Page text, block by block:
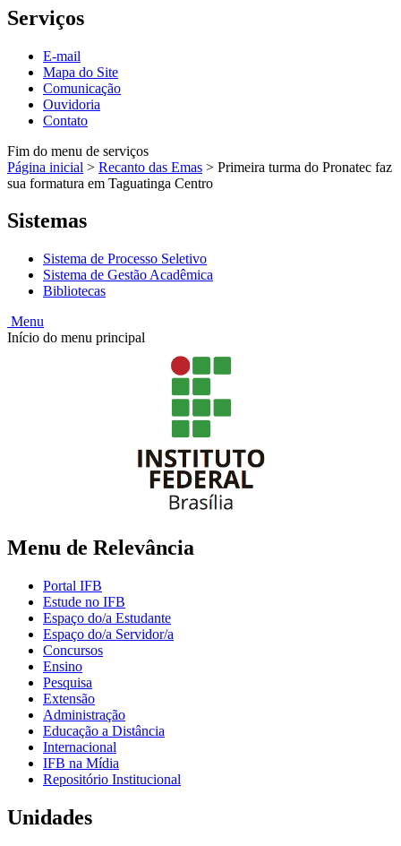
Serviços
E-mail
Mapa do Site
Comunicação
Ouvidoria
Contato
Fim do menu de serviços
Página inicial > Recanto das Emas > Primeira turma do Pronatec faz
sua formatura em Taguatinga Centro
Sistemas
Sistema de Processo Seletivo
Sistema de Gestão Acadêmica
Bibliotecas
Menu
Início do menu principal
Menu de Relevância
Portal IFB
Estude no IFB
Espaço do/a Estudante
Espaço do/a Servidor/a
Concursos
Ensino
Pesquisa
Extensão
Administração
Educação a Distância
Internacional
IFB na Mídia
Repositório Institucional
Unidades